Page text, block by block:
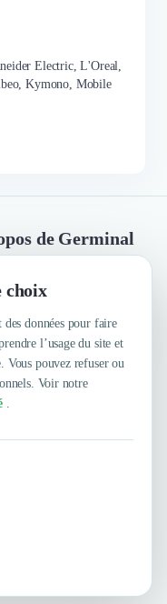
choix
données pour faire
l’usage du site et
Vous pouvez refuser ou
Voir notre
.
Electric, L'Oreal,
Kymono, Mobile
de Germinal
que leur
suivants : Rapidité
Equipe